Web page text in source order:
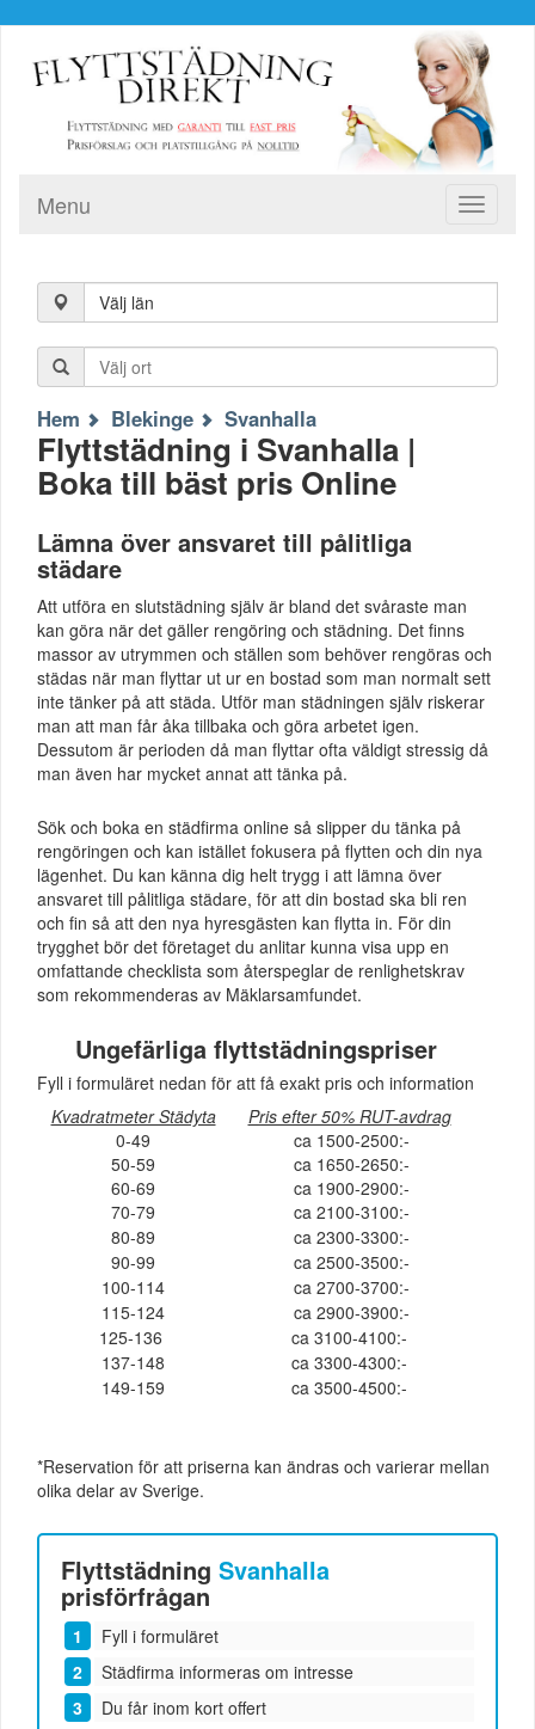
Toggle
Menu
Välj län
Hem Blekinge Svanhalla
Flyttstädning i Svanhalla |
Boka till bäst pris Online
Lämna över ansvaret till pålitliga
städare
Att utföra en slutstädning själv är bland det svåraste man
kan göra när det gäller rengöring och städning. Det finns
massor av utrymmen och ställen som behöver rengöras och
städas när man flyttar ut ur en bostad som man normalt sett
inte tänker på att städa. Utför man städningen själv riskerar
man att man får åka tillbaka och göra arbetet igen.
Dessutom är perioden då man flyttar ofta väldigt stressig då
man även har mycket annat att tänka på.
Sök och boka en städfirma online så slipper du tänka på
rengöringen och kan istället fokusera på flytten och din nya
lägenhet. Du kan känna dig helt trygg i att lämna över
ansvaret till pålitliga städare, för att din bostad ska bli ren
och fin så att den nya hyresgästen kan flytta in. För din
trygghet bör det företaget du anlitar kunna visa upp en
omfattande checklista som återspeglar de renlighetskrav
som rekommenderas av Mäklarsamfundet.
Ungefärliga flyttstädningspriser
Fyll i formuläret nedan för att få exakt pris och information
Kvadratmeter Städyta
Pris efter 50% RUT-avdrag
0-49
ca 1500-2500:-
50-59
ca 1650-2650:-
60-69
ca 1900-2900:-
70-79
ca 2100-3100:-
80-89
ca 2300-3300:-
90-99
ca 2500-3500:-
100-114
ca 2700-3700:-
115-124
ca 2900-3900:-
125-136
ca 3100-4100:-
137-148
ca 3300-4300:-
149-159
ca 3500-4500:-
*Reservation för att priserna kan ändras och varierar mellan
olika delar av Sverige.
FlyttstädningSvanhalla
prisförfrågan
Fyll i formuläret
Städfirma informeras om intresse
Du får inom kort offert